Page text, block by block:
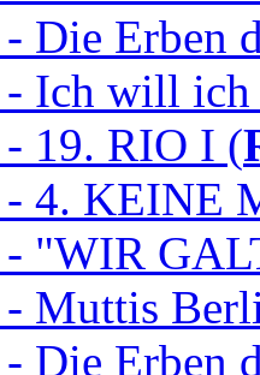
Die Erben
Ich will ich
19. RIO I (
- 4. KEINE
- "WIR
Muttis
Die Erben